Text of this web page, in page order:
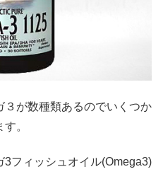
が数種類あるのでいくつか
。
フィッシュオイル(Omega3)